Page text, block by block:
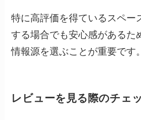
特に高評価を得ているスペー
する場合でも安心感があるた
情報源を選ぶことが重要です。
レビューを見る際のチェ